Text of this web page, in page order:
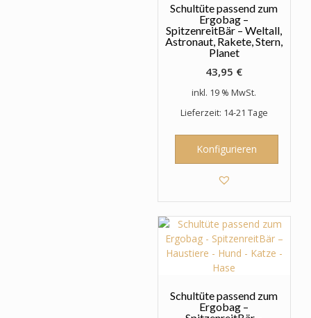
Schultüte passend zum
Ergobag –
SpitzenreitBär – Weltall,
Astronaut, Rakete, Stern,
Planet
43,95 €
inkl. 19 % MwSt.
Lieferzeit: 14-21 Tage
Konfigurieren
Schultüte passend zum
Ergobag –